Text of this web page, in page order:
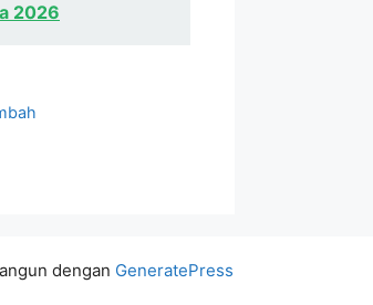
2026
dengan GeneratePress